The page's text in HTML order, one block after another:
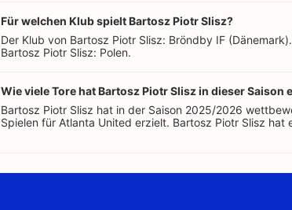
Für welchen Klub spielt Bartosz Piotr Slisz?
Der Klub von Bartosz Piotr Slisz: Bröndby IF
Bartosz Piotr Slisz: Polen.
Wie viele Tore hat Bartosz Piotr Slisz in dieser Saison
Bartosz Piotr Slisz hat in der Saison 2025/2026
Spielen für Atlanta United erzielt. Bartosz Piotr Slisz hat